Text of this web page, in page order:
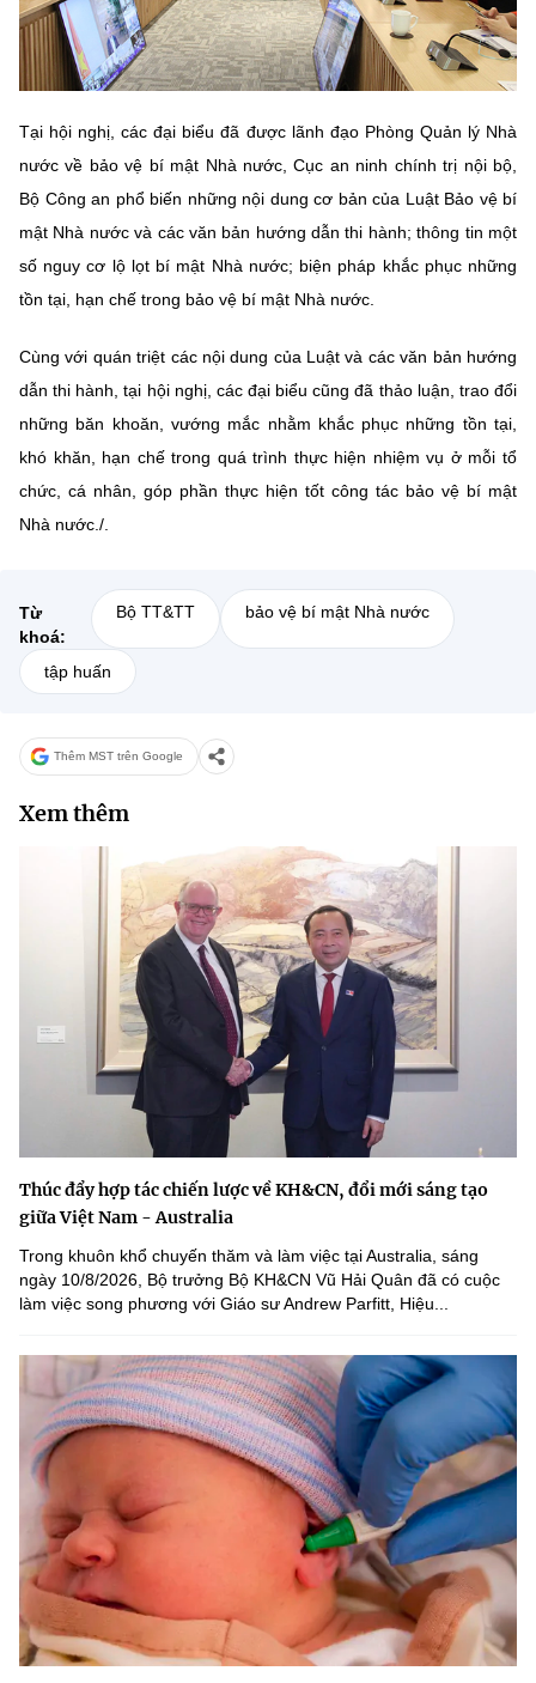
Tại hội nghị, các đại biểu đã được lãnh đạo Phòng Quản lý Nhà
nước về bảo vệ bí mật Nhà nước, Cục an ninh chính trị nội bộ,
Bộ Công an phổ biến những nội dung cơ bản của Luật Bảo vệ bí
mật Nhà nước và các văn bản hướng dẫn thi hành; thông tin một
số nguy cơ lộ lọt bí mật Nhà nước; biện pháp khắc phục những
tồn tại, hạn chế trong bảo vệ bí mật Nhà nước.
Cùng với quán triệt các nội dung của Luật và các văn bản hướng
dẫn thi hành, tại hội nghị, các đại biểu cũng đã thảo luận, trao đổi
những băn khoăn, vướng mắc nhằm khắc phục những tồn tại,
khó khăn, hạn chế trong quá trình thực hiện nhiệm vụ ở mỗi tổ
chức, cá nhân, góp phần thực hiện tốt công tác bảo vệ bí mật
Nhà nước./.
Từ
khoá:
Bộ TT&TT bảo vệ bí mật Nhà nước
tập huấn
Thêm MST trên Google
Xem thêm
Thúc đẩy hợp tác chiến lược về KH&CN, đổi mới sáng tạo
giữa Việt Nam - Australia
Trong khuôn khổ chuyến thăm và làm việc tại Australia, sáng
ngày 10/8/2026, Bộ trưởng Bộ KH&CN Vũ Hải Quân đã có cuộc
làm việc song phương với Giáo sư Andrew Parfitt, Hiệu...